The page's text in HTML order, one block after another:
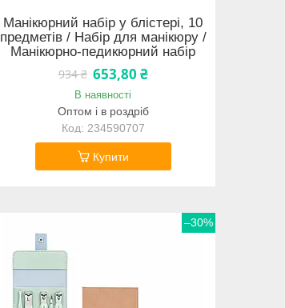
Манікюрний набір у блістері, 10
предметів / Набір для манікюру /
Манікюрно-педикюрний набір
934 ₴ 653,80 ₴
В наявності
Оптом і в роздріб
234590707
Купити
–30%